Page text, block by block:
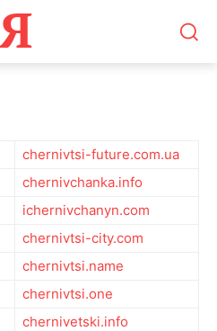
Я
chernivtsi-future.com.ua
chernivchanka.info
ichernivchanyn.com
chernivtsi-city.com
chernivtsi.name
chernivtsi.one
chernivetski.info